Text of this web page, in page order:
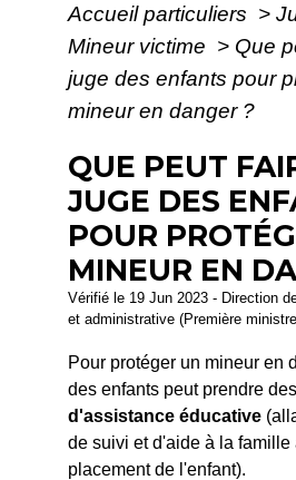
Accueil particuliers >
Mineur victime > Que
juge des enfants pour
mineur en danger ?
QUE PEUT
JUGE DES
POUR
MINEUR EN
Vérifié le 19 Jun 2023 - Direction
et administrative (Première
Pour protéger un mineur en
des enfants peut prendre des
d'assistance éducative
de suivi et d'aide à la famille
placement de l'enfant).